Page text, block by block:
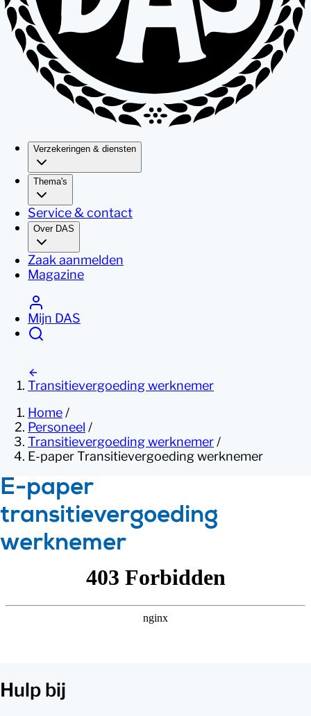
Verzekeringen & diensten
Thema's
Service & contact
Over DAS
Zaak aanmelden
Magazine
Mijn DAS
Transitievergoeding werknemer
Home /
Personeel /
Transitievergoeding werknemer /
E-paper Transitievergoeding werknemer
E-paper
transitievergoeding
werknemer
Hulp bij